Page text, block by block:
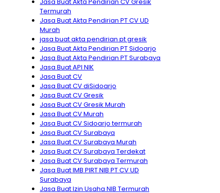
Termurah
Jasa Buat Akta Pendirian PT CV UD
Murah
jasa buat akta pendirian pt gresik
Jasa Buat Akta Pendirian PT Sidoarjo
Jasa Buat Akta Pendirian PT Surabaya
Jasa Buat API NIK
Jasa Buat CV
Jasa Buat CV diSidoarjo
Jasa Buat CV Gresik
Jasa Buat CV Gresik Murah
Jasa Buat CV Murah
Jasa Buat CV Sidoarjo termurah
Jasa Buat CV Surabaya
Jasa Buat CV Surabaya Murah
Jasa Buat CV Surabaya Terdekat
Jasa Buat CV Surabaya Termurah
Jasa Buat IMB PIRT NIB PT CV UD
Surabaya
Jasa Buat Izin Usaha NIB Termurah